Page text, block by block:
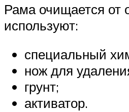
Рама очищается от
используют:
специальный
нож для
грунт;
активатор.